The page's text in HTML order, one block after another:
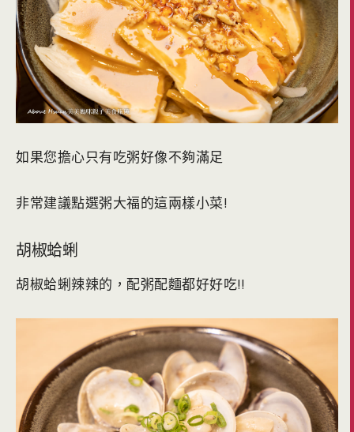
如果您擔心只有吃粥好像不夠滿足
非常建議點選粥大福的這兩樣小菜!
胡椒蛤蜊
胡椒蛤蜊辣辣的，配粥配麵都好好吃!!